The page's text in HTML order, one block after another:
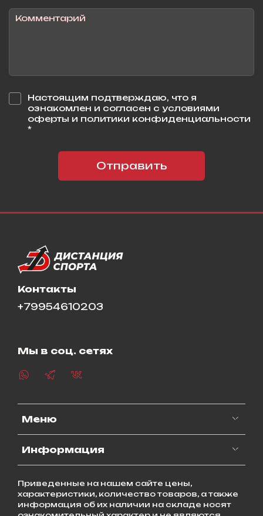
Настоящим подтверждаю, что я
ознакомлен и согласен с условиями
оферты и политики конфиденциальности
*
Отправить
Меню
Информация
Контакты
+79954610203
Мы в соц. сетях
Приведенные на нашем сайте цены,
характеристики, количество товаров, а также
информация об их наличии на складе носят